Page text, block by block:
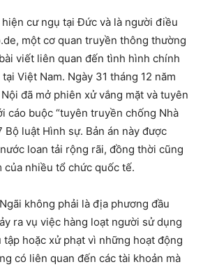
hiện cư ngụ tại Đức và là người điều
một cơ quan truyền thông thường
viết liên quan đến tình hình chính
Việt Nam. Ngày 31 tháng 12 năm
đã mở phiên xử vắng mặt và tuyên
cáo buộc “tuyên truyền chống Nhà
Bộ luật Hình sự. Bản án này được
loan tải rộng rãi, đồng thời cũng
của nhiều tổ chức quốc tế.
không phải là địa phương đầu
ra vụ việc hàng loạt người sử dụng
hoặc xử phạt vì những hoạt động
có liên quan đến các tài khoản mà